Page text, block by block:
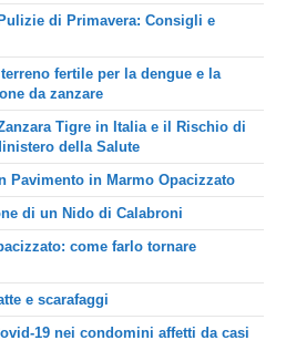
di Primavera: Consigli e
fertile per la dengue e la
da zanzare
Tigre in Italia e il Rischio di
della Salute
Pavimento in Marmo Opacizzato
di un Nido di Calabroni
come farlo tornare
e scarafaggi
19 nei condomini affetti da casi